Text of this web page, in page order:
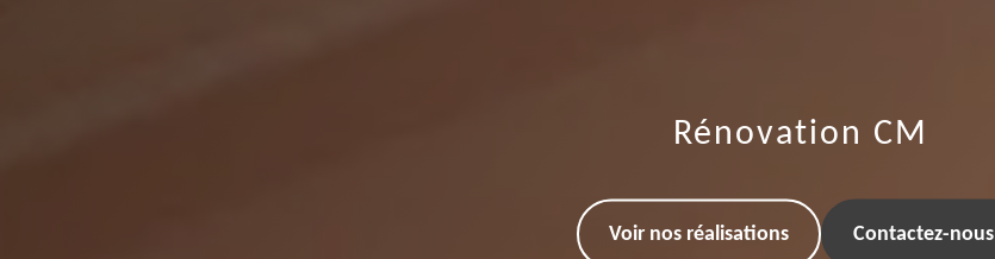
Rénovation CM
Voir nos réalisations Contactez-nous